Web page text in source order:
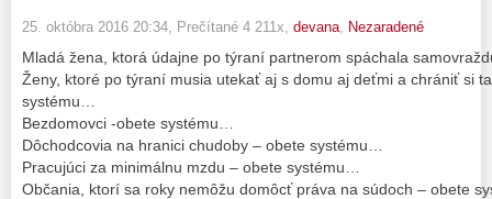
25. októbra 2016 20:34 , Prečítané 4 211x, devana Nezaradené
Mladá žena, ktorá údajne po týraní partnerom spáchala
Ženy, ktoré po týraní musia utekať aj s domu aj deťmi a chrániť si
systému…
Bezdomovci -obete systému…
Dôchodcovia na hranici chudoby – obete systému…
Pracujúci za minimálnu mzdu – obete systému…
Občania, ktorí sa roky nemôžu domôcť práva na súdoch – obete